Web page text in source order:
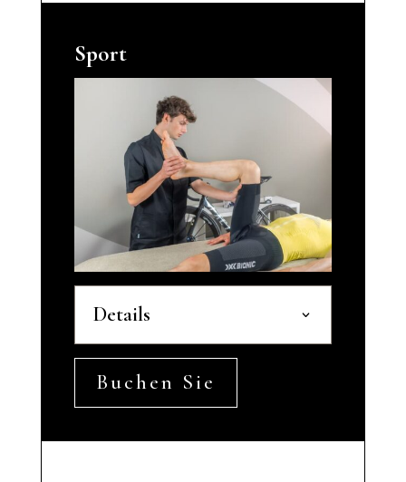
Sport
Details
Buchen Sie